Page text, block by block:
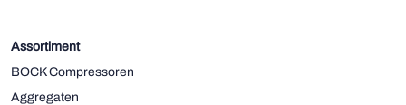
Assortiment
BOCK Compressoren
Aggregaten